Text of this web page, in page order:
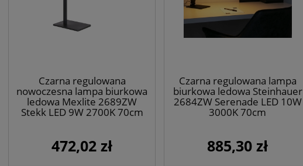
Czarna regulowana
nowoczesna lampa biurkowa
ledowa Mexlite 2689ZW
Stekk LED 9W 2700K 70cm
472,02 zł
Czarna regulowana lampa
biurkowa ledowa Steinhauer
2684ZW Serenade LED 10W
3000K 70cm
885,30 zł